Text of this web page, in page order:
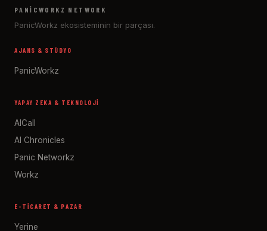
PANICWORKZ NETWORK
PanicWorkz ekosisteminin bir parçası.
AJANS & STÜDYO
PanicWorkz
YAPAY ZEKA & TEKNOLOJI
AICall
AI Chronicles
Panic Networkz
Workz
E-TICARET & PAZAR
Yerine